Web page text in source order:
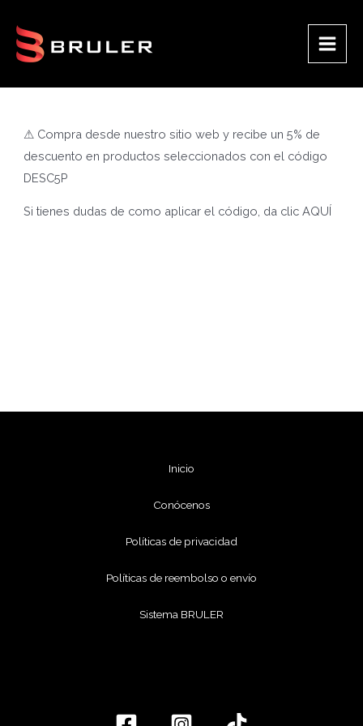
contenido
Main
⚠ Compra desde nuestro sitio web y recibe un 5% de
descuento en productos seleccionados con el código
DESC5P
Si tienes dudas de como aplicar el código, da clicAQUÍ
Inicio
Conócenos
Políticas de privacidad
Políticas de reembolso o envío
Sistema BRULER